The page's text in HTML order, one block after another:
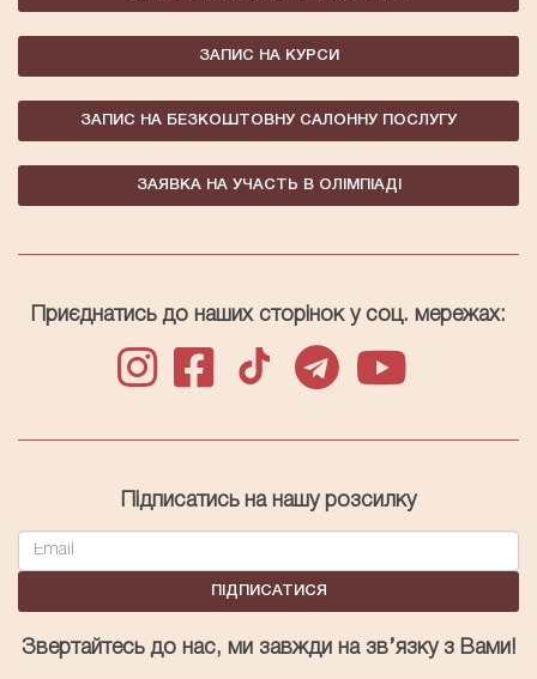
ЗАПИС НА КУРСИ
ЗАПИС НА БЕЗКОШТОВНУ САЛОННУ ПОСЛУГУ
ЗАЯВКА НА УЧАСТЬ В ОЛІМПІАДІ
Приєднатись до наших сторінок у соц. мережах:
Підписатись на нашу розсилку
ПІДПИСАТИСЯ
Звертайтесь до нас, ми завжди на зв’язку з Вами!